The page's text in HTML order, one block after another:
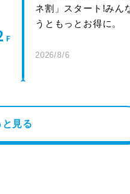
ネ割」スタート!みん
うともっとお得に。
2026/8/6
と見る